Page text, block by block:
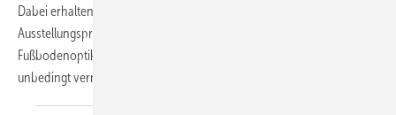
Dabei erhalten Fensteranbieter wichtige Tipps für eine optimale
Ausstellungspräsentation. Im drittel Teil der Serie wird die
Fußbodenoptik thematisiert und zwei Fehler verraten, die man
unbedingt vermeiden